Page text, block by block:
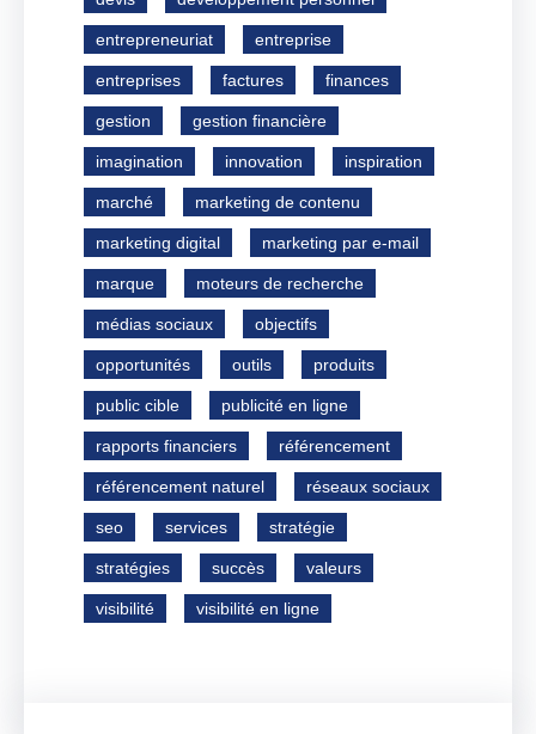
entrepreneuriat entreprise
entreprises factures finances
gestion gestion financière
imagination innovation inspiration
marché marketing de contenu
marketing digital marketing par e-mail
marque moteurs de recherche
médias sociaux objectifs
opportunités outils produits
public cible publicité en ligne
rapports financiers référencement
référencement naturel réseaux sociaux
seo services stratégie
stratégies succès valeurs
visibilité visibilité en ligne